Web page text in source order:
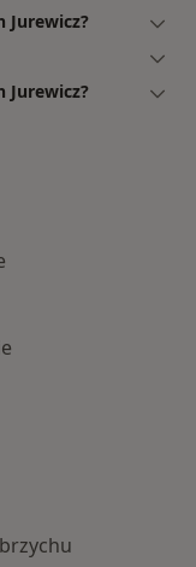
Jurewicz?
Jurewicz?